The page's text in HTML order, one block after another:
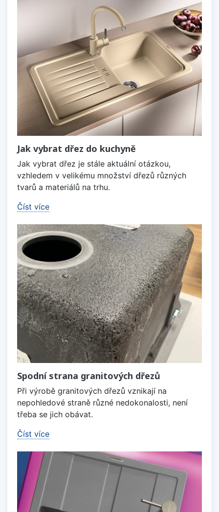
Jak vybrat dřez do kuchyně
Jak vybrat dřez je stále aktuální otázkou,
vzhledem v velikému množství dřezů různých
tvarů a materiálů na trhu.
Číst více
Spodní strana granitových dřezů
Při výrobě granitových dřezů vznikají na
nepohledové straně různé nedokonalosti, není
třeba se jich obávat.
Číst více